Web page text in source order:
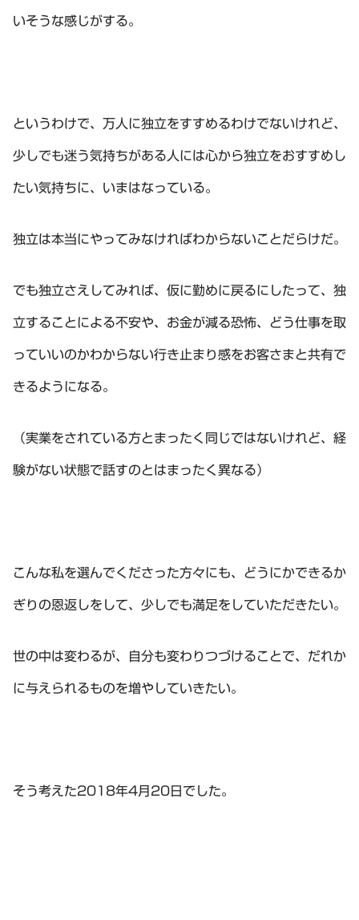
いそうな感じがする。
というわけで、万人に独立をすすめるわけでないけれど、
少しでも迷う気持ちがある人には心から独立をおすすめし
たい気持ちに、いまはなっている。
独立は本当にやってみなければわからないことだらけだ。
でも独立さえしてみれば、仮に勤めに戻るにしたって、独
立することによる不安や、お金が減る恐怖、どう仕事を取
っていいのかわからない行き止まり感をお客さまと共有で
きるようになる。
（実業をされている方とまったく同じではないけれど、経
験がない状態で話すのとはまったく異なる）
こんな私を選んでくださった方々にも、どうにかできるか
ぎりの恩返しをして、少しでも満足をしていただきたい。
世の中は変わるが、自分も変わりつづけることで、だれか
に与えられるものを増やしていきたい。
そう考えた2018年4月20日でした。